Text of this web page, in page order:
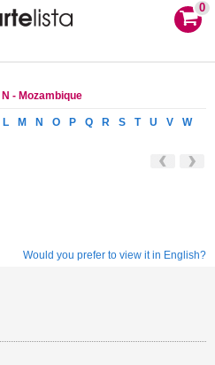
0
N - Mozambique
L M N O P Q R S T U V
W
Would you prefer to view it in English?